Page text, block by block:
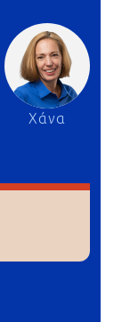
Χάνα